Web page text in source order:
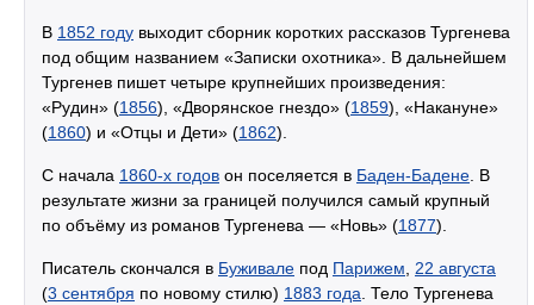
В 1852 году выходит сборник коротких рассказов Тургенева
под общим названием «Записки охотника». В дальнейшем
Тургенев пишет четыре крупнейших произведения:
«Рудин» (1856), «Дворянское гнездо» (1859), «Накануне»
(1860) и «Отцы и Дети» (1862).
С начала 1860-х годов он поселяется в Баден-Бадене . В
результате жизни за границей получился самый крупный
по объёму из романов Тургенева — «Новь» (1877).
Писатель скончался в Буживале под Парижем
22 августа
(3 сентября по новому стилю) 1883 года . Тело Тургенева